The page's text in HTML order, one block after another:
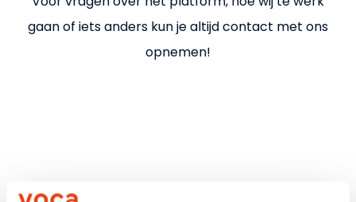
Nieuws
gaan of iets anders kun je altijd contact met ons
opnemen!